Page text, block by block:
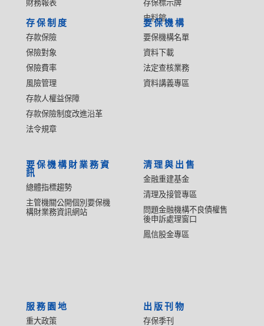
財務報表
存保標示牌
史料館
存保制度
存款保險
保險對象
保險費率
風險管理
存款人權益保障
存款保險制度改進沿革
法令規章
要保機構
要保機構名單
資料下載
法定查核業務
資料講義專區
要保機構財業務資
訊
總體指標趨勢
主管機關公開個別要保機
構財業務資訊網站
清理與出售
金融重建基金
清理及接管專區
問題金融機構不良債權售
後申訴處理窗口
鳳信股金專區
服務園地
重大政策
出版刊物
存保季刊